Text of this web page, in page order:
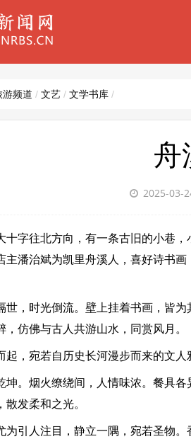
游频道 / 文艺 / 文学书库 /
舟
2025-03-
往北方向，有一条古旧的小巷，
主潘治斌为凯里舟溪人，喜好诗书
时光倒流。壁上挂着书画，皆为
，仿佛与古人共游山水，同赏风月。
，宛若自历史长河漫步而来的文人
烟火缭绕间，人情味浓。餐具各
发柔和之光。
人注目，静立一隅，宛若圣物。